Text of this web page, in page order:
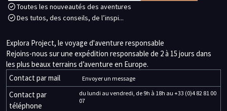
Toutes les nouveautés des aventures
Des tutos, des conseils, de l’inspi...
Explora Project, le voyage d'aventure responsable
Rejoins-nous sur une expédition responsable de 2 à 15 jours dans
les plus beaux terrains d’aventure en Europe.
Contact par mail
Envoyer un message
Contact par
téléphone
du lundi au vendredi, de 9h à 18h au +33 (0)4 82 81 00
07